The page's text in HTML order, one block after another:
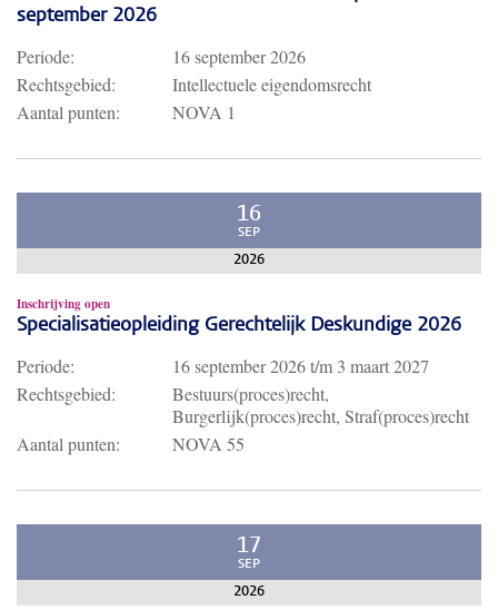
september 2026
Periode:
16 september 2026
Rechtsgebied:
Intellectuele eigendomsrecht
Aantal punten:
NOVA 1
16
SEP
2026
Inschrijving open
Specialisatieopleiding Gerechtelijk Deskundige 2026
Periode: 16 september 2026t/m 3 maart 2027
Rechtsgebied:
Bestuurs(proces)recht,
Burgerlijk(proces)recht, Straf(proces)recht
Aantal punten:
NOVA 55
17
SEP
2026